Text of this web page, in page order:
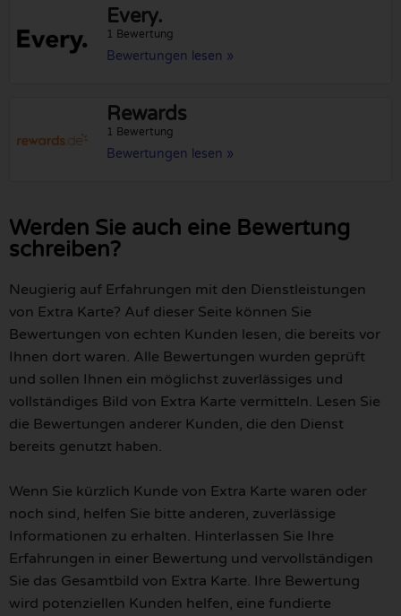
Every.
1 Bewertung
Bewertungen lesen »
Rewards
1 Bewertung
Bewertungen lesen »
Werden Sie auch eine Bewertung
schreiben?
Neugierig auf Erfahrungen mit den Dienstleistungen
von Extra Karte? Auf dieser Seite können Sie
Bewertungen von echten Kunden lesen, die bereits vor
Ihnen dort waren. Alle Bewertungen wurden geprüft
und sollen Ihnen ein möglichst zuverlässiges und
vollständiges Bild von Extra Karte vermitteln. Lesen Sie
die Bewertungen anderer Kunden, die den Dienst
bereits genutzt haben.
Wenn Sie kürzlich Kunde von Extra Karte waren oder
noch sind, helfen Sie bitte anderen, zuverlässige
Informationen zu erhalten. Hinterlassen Sie Ihre
Erfahrungen in einer Bewertung und vervollständigen
Sie das Gesamtbild von Extra Karte. Ihre Bewertung
wird potenziellen Kunden helfen, eine fundierte